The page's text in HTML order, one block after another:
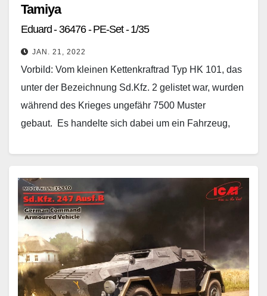
Tamiya
Eduard - 36476 - PE-Set - 1/35
JAN. 21, 2022
Vorbild: Vom kleinen Kettenkraftrad Typ HK 101, das
unter der Bezeichnung Sd.Kfz. 2 gelistet war, wurden
während des Krieges ungefähr 7500 Muster
gebaut. Es handelte sich dabei um ein Fahrzeug,